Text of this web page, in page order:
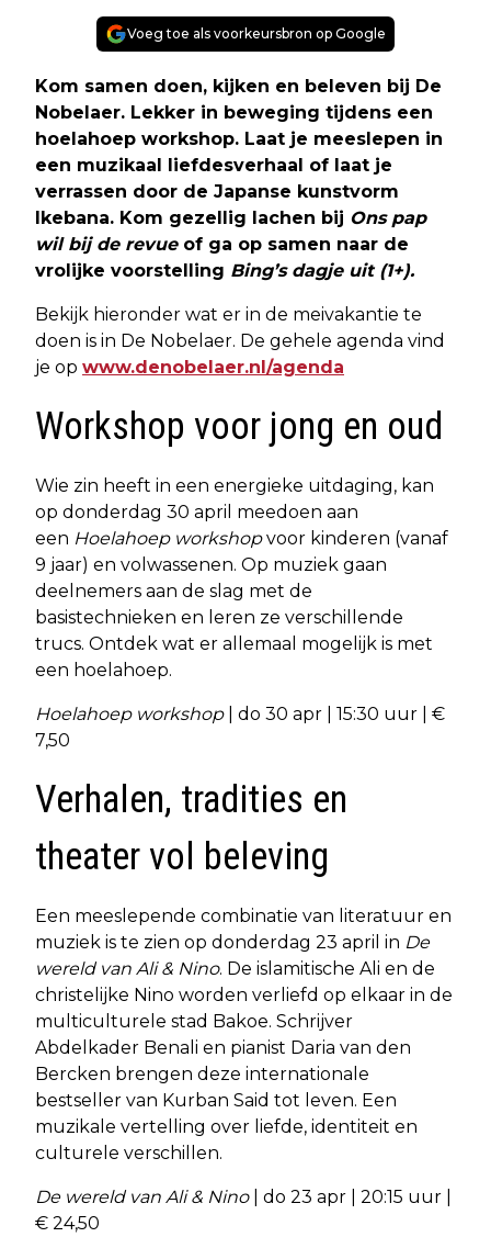
Voeg toe als voorkeursbron op Google
Kom samen doen, kijken en beleven bij De
Nobelaer. Lekker in beweging tijdens een
hoelahoep workshop. Laat je meeslepen in
een muzikaal liefdesverhaal of laat je
verrassen door de Japanse kunstvorm
Ikebana. Kom gezellig lachen bij Ons pap
wil bij de revueof ga op samen naar de
vrolijke voorstelling Bing’s dagje uit (1+).
Bekijk hieronder wat er in de meivakantie te
doen is in De Nobelaer. De gehele agenda vind
je op www.denobelaer.nl/agenda
Workshop voor jong en oud
Wie zin heeft in een energieke uitdaging, kan
op donderdag 30 april meedoen aan
een Hoelahoep workshopvoor kinderen (vanaf
9 jaar) en volwassenen. Op muziek gaan
deelnemers aan de slag met de
basistechnieken en leren ze verschillende
trucs. Ontdek wat er allemaal mogelijk is met
een hoelahoep.
Hoelahoep workshop
| do 30 apr | 15:30 uur | €
7,50
Verhalen, tradities en
theater vol beleving
Een meeslepende combinatie van literatuur en
muziek is te zien op donderdag 23 april in De
wereld van Ali & Nino. De islamitische Ali en de
christelijke Nino worden verliefd op elkaar in de
multiculturele stad Bakoe. Schrijver
Abdelkader Benali en pianist Daria van den
Bercken brengen deze internationale
bestseller van Kurban Said tot leven. Een
muzikale vertelling over liefde, identiteit en
culturele verschillen.
De wereld van Ali & Nino
| do 23 apr | 20:15 uur |
€ 24,50